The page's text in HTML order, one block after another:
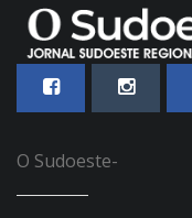
O Sudoeste-